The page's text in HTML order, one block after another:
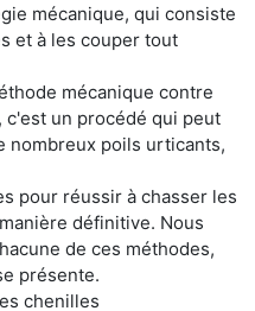
mécanique, qui consiste
et à les couper tout
mécanique contre
un procédé qui peut
nombreux poils urticants,
pour réussir à chasser les
définitive. Nous
de ces méthodes,
présente.
chenilles